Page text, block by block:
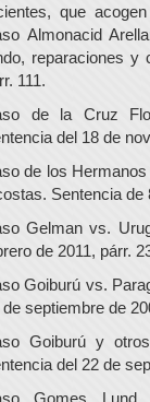
que
Almonacid
reparaciones y
111.
de la Cruz
del 18 de
de los
Sentencia de
Gelman vs.
de 2011, párr.
Goiburú vs.
de septiembre de
Goiburú y
del 22 de